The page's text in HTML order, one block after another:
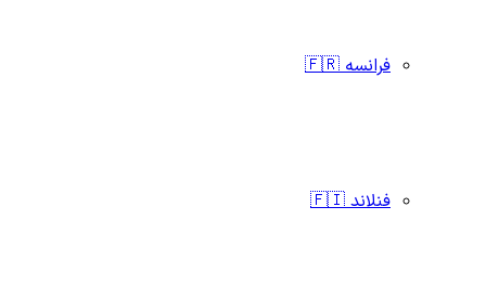
فرانسه 🇫🇷
فنلاند 🇫🇮